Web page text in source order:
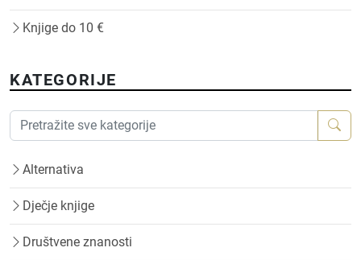
Knjige do 10 €
KATEGORIJE
Alternativa
Dječje knjige
Društvene znanosti